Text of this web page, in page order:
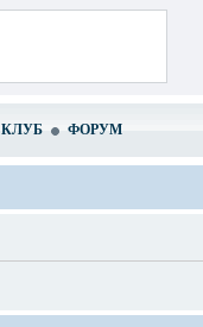
КЛУБ ФОРУМ